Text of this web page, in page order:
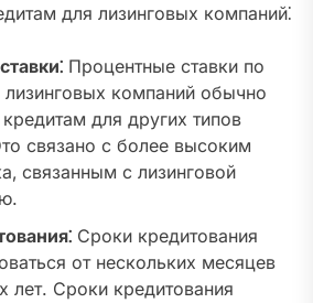
для лизинговых компаний⁚
Процентные ставки по
лизинговых компаний обычно
для других типов
связано с более высоким
связанным с лизинговой
Сроки кредитования
от нескольких месяцев
лет. Сроки кредитования